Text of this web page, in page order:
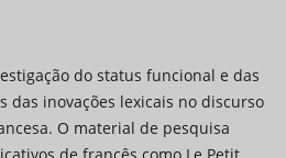
do status funcional e das
das inovações lexicais no discurso
O material de pesquisa